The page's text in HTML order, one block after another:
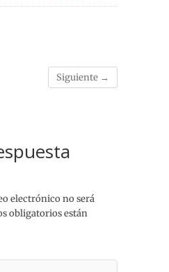
Siguiente →
electrónico no será
obligatorios están